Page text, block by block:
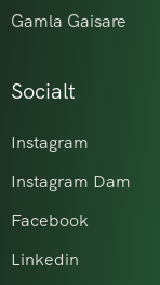
Gamla Gaisare
Socialt
Instagram
Instagram Dam
Facebook
Linkedin